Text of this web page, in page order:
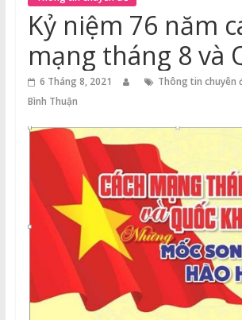
Thuận
Cổng
Vào
Tri
Thức
Kỷ niệm 76 năm
mạng tháng 8 và
khánh nước Cộng
hội Chủ nghĩa Việt
(2/9/1945 – 2/9/
6 Tháng 8, 2021 Thông tin chuyên
Bình Thuận